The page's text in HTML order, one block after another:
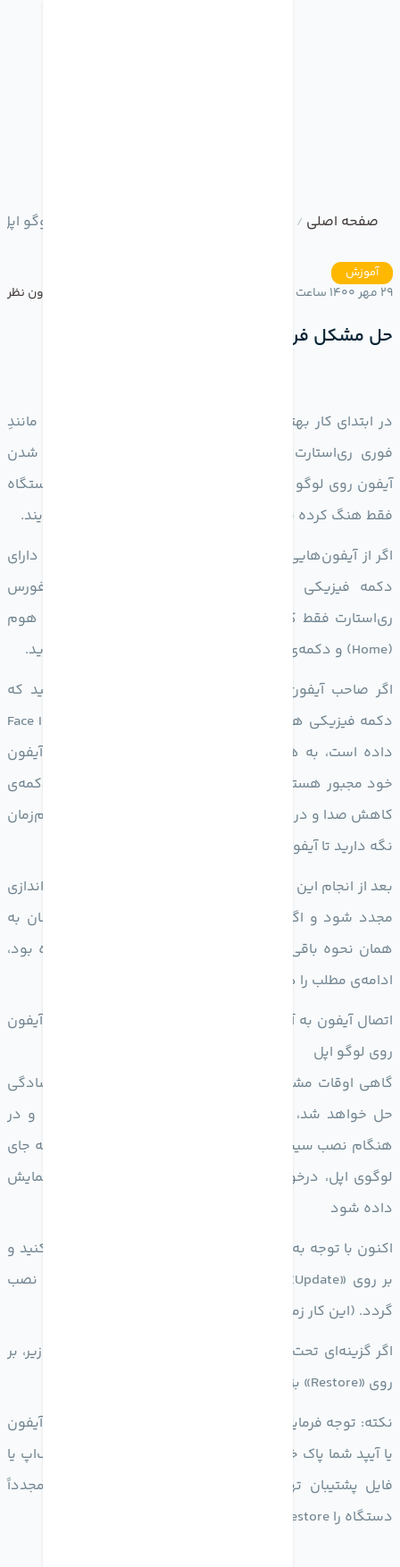
صفحه اصلی / حل مشکل فریزشدن آیفون روی لوگو اپل
آموزش
29 مهر 1400 ساعت 15:16 بدون نظر
حل مشکل فریزشدن آیفون روی لوگو اپل
در ابتدای کار بهتر است که از روش‌های ساده و بی‌دردسر مانندِ
فوری ری‌استارت (Force Restart) برای رفع مشکل قفل شدن
آیفون روی لوگو اپل استفاده کنیم؛ زیرا ممکن است که دستگاه
فقط هنگ کرده باشد که معمولا به آن «Freeze» هم می‌گویند.
اگر از آیفون‌هایی مانند آیفون 8 و نسخه‌های قدیمی‌تر که دارای
دکمه فیزیکی هوم هستند استفاده می‌کنید، برای فورس
ری‌استارت فقط کافی است که به صورت هم‌زمان دکمه‌ی هوم
(Home) و دکمه‌ی پاور (Power) آیفون یا آیپد خود را نگه دارید.
اگر صاحب آیفون‌های جدیدتر از آیفون 8 هستید، می‌دانید که
دکمه فیزیکی هوم حذف شده و جای خود را به فناوری Face ID
داده است، به همین دلیل برای فورس ری‌استارت کردن آیفون
خود مجبور هستید که ابتدا دکمه‌ی افزایش صدا، سپس دکمه‌ی
کاهش صدا و در نهایت دکمه‌ی پاور دستگاه را به صورت هم‌زمان
نگه دارید تا آیفون Force Restart شود.
بعد از انجام این کار بهتر است صبر کنید تا آیفون و آیپد راه‌اندازی
مجدد شود و اگر پس از گذشت 20 دقیقه مشکل هم‌چنان به
همان نحوه باقی مانده و صفحه روی لوگوی پل گیر کرده بود،
ادامه‌ی مطلب را دنبال کنید
اتصال آیفون به آیتیونز یا Finder و رفع مشکل قفل شدن آیفون
روی لوگو اپل
گاهی اوقات مشکل قفل شدن آیفون روی لوگو اپل به سادگی
حل خواهد شد، مخصوصاً اگر پس از آپدیت آیفون یا آیپد و در
هنگام نصب سیستم عامل صفحه سیاه شده و این‌دفعه به جای
لوگوی اپل، درخواست اتصال آیفون با کابل به کامپیوتر نمایش
داده شود
اکنون با توجه به شرایط ذکر شده، iTunes یا Finder را اجرا کنید و
بر روی «Update» بزنید تا مجدداً iOS یا iPadOS برای شما نصب
گردد. (این کار زمان‌بر است)
اگر گزینه‌ای تحت عنوان «update» نبود، با مطالعه نکته‌ی زیر، بر
روی «Restore» بزنید.
نکته: توجه فرمایید که با زدن دکمه Restore تمام اطلاعات آیفون
یا آیپد شما پاک خواهد شد، مگر این که در گذشته از آن بک‌اپ یا
فایل پشتیبان تهیه کرده باشید؛ این‌گونه مجبورید که مجدداً
دستگاه را Restore کنید.